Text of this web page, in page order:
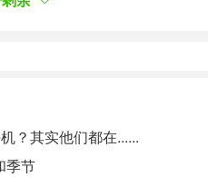
在最新一期的《欧洲临床
？其实他们都在......
季节